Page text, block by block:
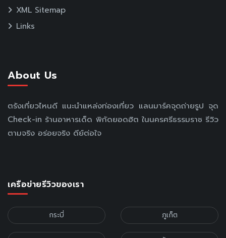
XML Sitemap
Links
About Us
ตรังเที่ยวไหนดี แนะนำแหล่งท่องเที่ยว แลนมาร์คจุดถ่ายรูป จุด
Check-in ร้านอาหารเด็ด พิกัดยอดฮิต ในนครศรีธรรมราช รีวิว
ตามจริง อร่อยจริง ดีย์ต่อใจ
เครือข่ายรีวิวของเรา
กระบี่ ภูเก็ต